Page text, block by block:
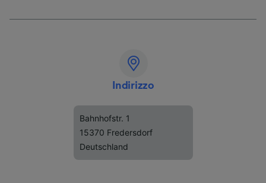
Indirizzo
Bahnhofstr. 1
15370 Fredersdorf
Deutschland